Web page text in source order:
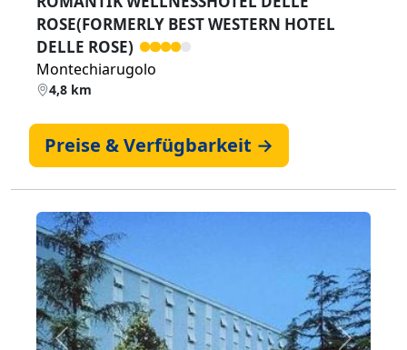
ROSE(FORMERLY BEST WESTERN HOTEL
DELLE ROSE)
Montechiarugolo
4,8 km
Preise & Verfügbarkeit →